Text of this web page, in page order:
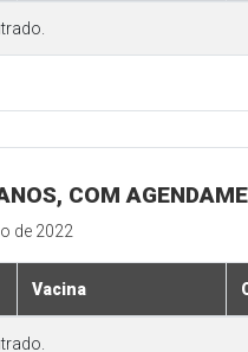
COM
de 2022
Vacina